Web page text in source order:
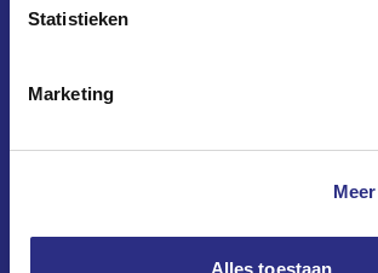
Statistieken
Marketing
Alles toestaan
Op dewoningzoeker.nl vindt u het
in 10 gemeenten in